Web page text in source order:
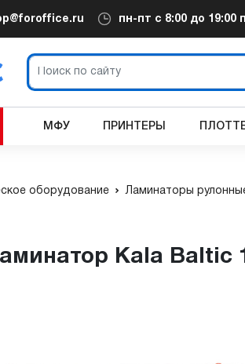
пн-пт с 8:00 до 19:00
МФУ ПРИНТЕРЫ
оборудование Ламинаторы
Kala Baltic